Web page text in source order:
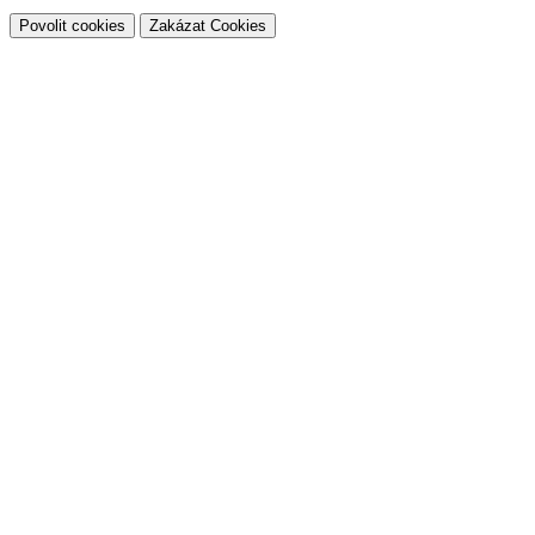
Povolit cookies Zakázat Cookies